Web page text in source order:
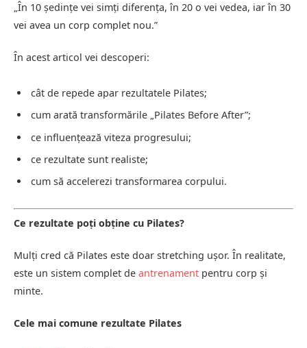
„În 10 ședințe vei simți diferența, în 20 o vei vedea, iar în 30
vei avea un corp complet nou.”
În acest articol vei descoperi:
cât de repede apar rezultatele Pilates;
cum arată transformările „Pilates Before After”;
ce influențează viteza progresului;
ce rezultate sunt realiste;
cum să accelerezi transformarea corpului.
Ce rezultate poți obține cu Pilates?
Mulți cred că Pilates este doar stretching ușor. În realitate,
este un sistem complet de antrenament pentru corp și
minte.
Cele mai comune rezultate Pilates